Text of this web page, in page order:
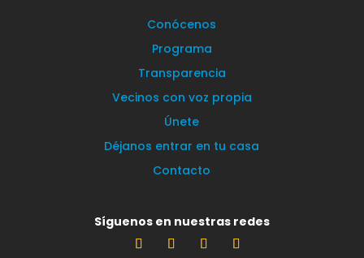
Conócenos
Programa
Transparencia
Vecinos con voz propia
Únete
Déjanos entrar en tu casa
Contacto
Síguenos en nuestras redes